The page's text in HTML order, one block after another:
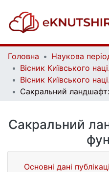
Головна
Вісник
Вісник
Сакральний
Основні дані